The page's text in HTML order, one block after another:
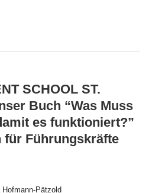
SCHOOL ST.
Buch “Was Muss
es funktioniert?”
für Führungskräfte
Hofmann-Pätzold